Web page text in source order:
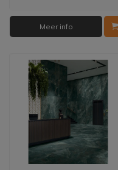
Meer info